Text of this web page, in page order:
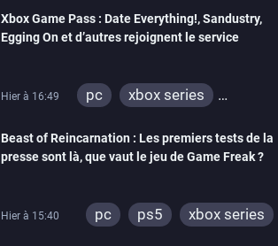
Xbox Game Pass : Date Everything!, Sandustry,
Egging On et d’autres rejoignent le service
Hier à 16:49 pc
xbox series
Beast of Reincarnation : Les premiers tests de la
presse sont là, que vaut le jeu de Game Freak ?
Hier à 15:40 pc ps5 xbox series